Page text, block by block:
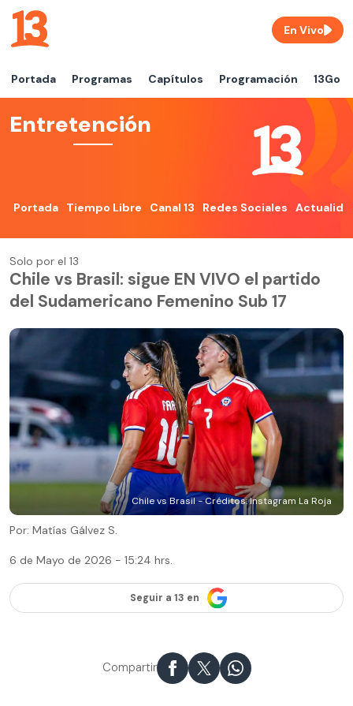
Portada Programas Capítulos Programación 13Go
En Vivo
Entretención
Portada Tiempo Libre Canal 13 Redes Sociales
Solo por el 13
Chile vs Brasil: sigue EN VIVO el partido
del Sudamericano Femenino Sub 17
Chile vs Brasil - Créditos: Instagram La Roja
Por: Matías Gálvez S.
6 de Mayo de 2026 - 15:24 hrs.
Seguir a 13 en
Compartir